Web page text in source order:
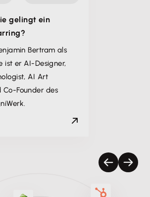
gelingt ein
Bertram als
ist er AI-Designer,
AI Art
Founder des